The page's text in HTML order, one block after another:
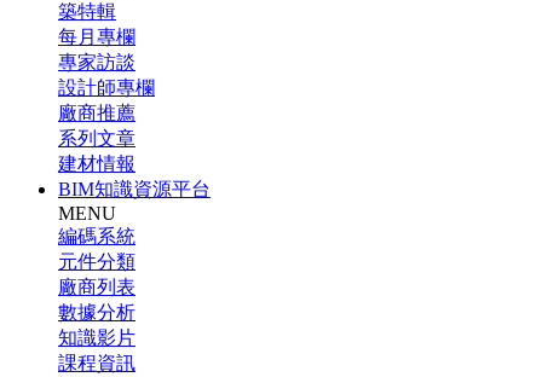
築特輯
每月專欄
專家訪談
設計師專欄
廠商推薦
系列文章
建材情報
BIM知識資源平台
MENU
編碼系統
元件分類
廠商列表
數據分析
知識影片
課程資訊